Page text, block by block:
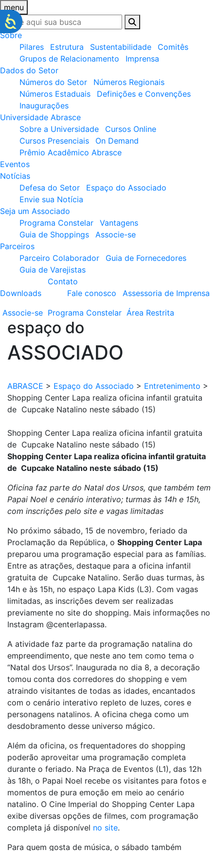
menu
Sobre
Pilares
Estrutura Sustentabilidade
Comitês
Grupos de Relacionamento
Imprensa
Dados do Setor
Números do Setor
Números Regionais
Números Estaduais
Definições e Convenções
Inaugurações
Universidade Abrasce
Sobre a Universidade
Cursos Online
Cursos Presenciais
On Demand
Prêmio Acadêmico Abrasce
Eventos
Notícias
Defesa do Setor
Espaço do Associado
Envie sua Notícia
Seja um Associado
Programa Constelar
Vantagens
Guia de Shoppings
Associe-se
Parceiros
Parceiro Colaborador
Guia de Fornecedores
Guia de Varejistas
Downloads
Contato
Fale conosco
Assessoria de Imprensa
Associe-se Programa Constelar Área Restrita
espaço do
ASSOCIADO
ABRASCE > Espaço do Associado > Entretenimento >
Shopping Center Lapa realiza oficina infantil gratuita
de Cupcake Natalino neste sábado (15)
Shopping Center Lapa realiza oficina infantil gratuita
de Cupcake Natalino neste sábado (15)
Shopping Center Lapa realiza oficina infantil gratuita
de Cupcake Natalino neste sábado (15)
Oficina faz parte do Natal dos Ursos, que também tem
Papai Noel e cenário interativo; turmas às 14h e 15h,
com inscrições pelo site e vagas limitadas
No próximo sábado, 15 de novembro, feriado da
Proclamação da República, o Shopping Center Lapa
preparou uma programação especial para as famílias.
Entre as atrações, destaque para a oficina infantil
gratuita de Cupcake Natalino. Serão duas turmas, às
14h e às 15h, no espaço Lapa Kids (L3). Com vagas
limitadas, as inscrições devem ser realizadas
previamente no site do shopping. Mais informações no
Instagram @centerlapassa.
A atividade faz parte da programação natalina do
empreendimento, que neste ano tem como tema o
“Natal dos Ursos”. Inaugurada no dia 8, a decoração
tomou conta dos corredores do shopping e vem
atraindo visitantes de todas as idades, encantados
com o cenário interativo repleto de luzes, cores e
personagens natalinos. A oficina chega como um
desdobramento desse universo mágico.
Além da oficina, os frequentadores do shopping
poderão aproveitar uma programação completa
durante o feriado. Na Praça de Eventos (L1), das 12h
às 18h, o Papai Noel recebe os visitantes para fotos e
momentos de pura emoção em meio ao cenário
natalino. O Cine Imperial do Shopping Center Lapa
exibe diversas opções de filmes, com programação
completa já disponível no site.
Para quem gosta de música, o sábado também